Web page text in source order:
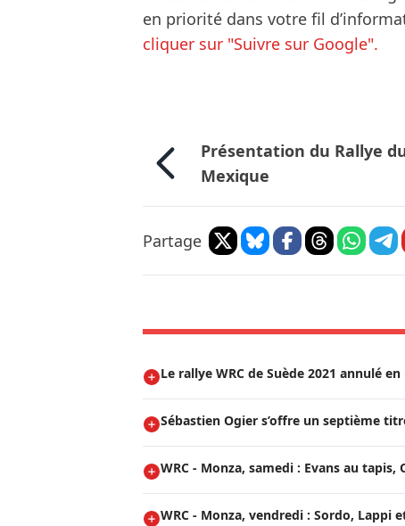
en priorité dans votre fil
cliquer sur "Suivre sur Google".
Présentation du Rallye
Mexique
Partage
Le rallye WRC de Suède 2021 annulé
Sébastien Ogier s’offre un septième
WRC - Monza, samedi : Evans au
WRC - Monza, vendredi : Sordo, Lappi